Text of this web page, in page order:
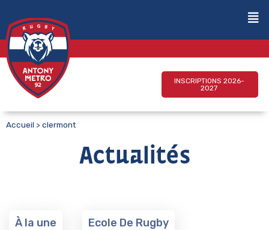
INSCRIPTIONS 2026-
2027
Accueil >clermont
Actualités
À la une Ecole De Rugby